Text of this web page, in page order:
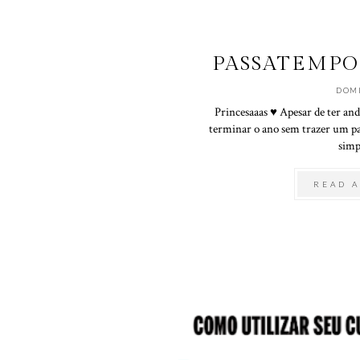
Princesaaas ♥ Apesar de ter
terminar o ano sem trazer um
READ